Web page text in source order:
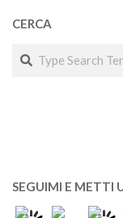
CERCA
Search
SEGUIMI E METTI